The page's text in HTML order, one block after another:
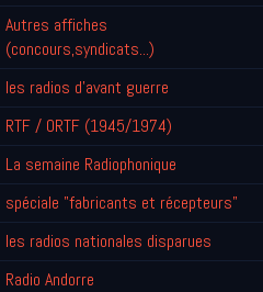
Autres affiches
(concours,syndicats...)
les radios d'avant guerre
RTF / ORTF (1945/1974)
La semaine Radiophonique
spéciale "fabricants et récepteurs"
les radios nationales disparues
Radio Andorre